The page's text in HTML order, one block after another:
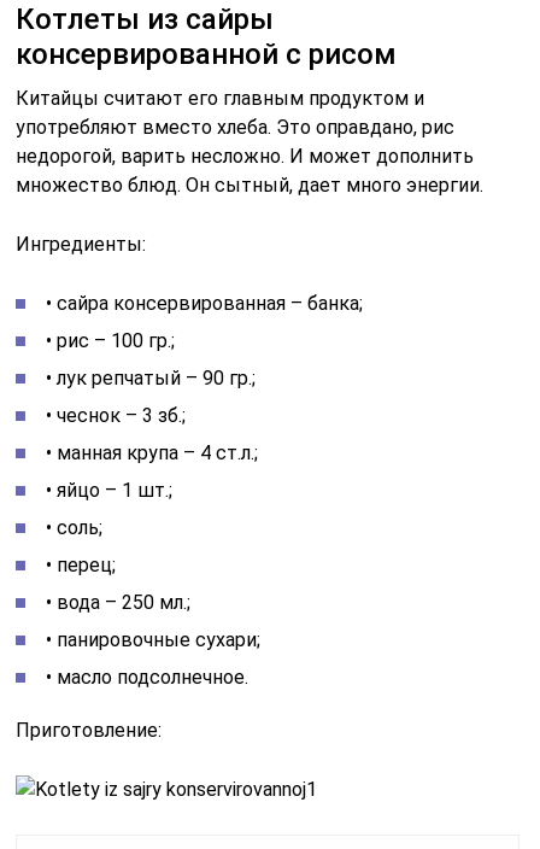
Котлеты из сайры
консервированной с рисом
Китайцы считают его главным продуктом и
употребляют вместо хлеба. Это оправдано, рис
недорогой, варить несложно. И может дополнить
множество блюд. Он сытный, дает много энергии.
Ингредиенты:
• сайра консервированная – банка;
• рис – 100 гр.;
• лук репчатый – 90 гр.;
• чеснок – 3 зб.;
• манная крупа – 4 ст.л.;
• яйцо – 1 шт.;
• соль;
• перец;
• вода – 250 мл.;
• панировочные сухари;
• масло подсолнечное.
Приготовление: